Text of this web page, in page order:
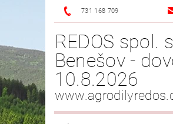
731 168 709
REDOS spol.
Benešov -
10.8.2026